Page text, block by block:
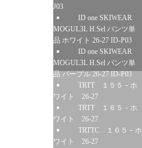
J03
ID one SKIWEAR
MOGUL3L H.Sel パンツ単
品 ホワイト 26-27 ID-P03
ID one SKIWEAR
MOGUL3L H.Sel パンツ単
品 パープル 26-27 ID-P03
TRTT １５５－ホ
ワイト 26-27
TRTT １６５－ホ
ワイト 26-27
TRTTC １６５－ホ
ワイト 26-27